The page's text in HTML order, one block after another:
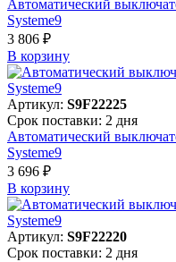
Автоматический
Systeme9
3 806 ₽
В корзинy
Артикул: S9F22225
Срок поставки: 2 дня
Автоматический
Systeme9
3 696 ₽
В корзинy
Артикул: S9F22220
Срок поставки: 2 дня